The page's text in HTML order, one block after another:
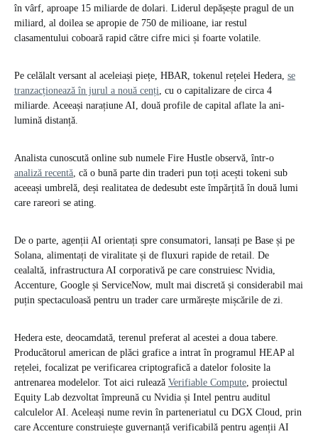
în vârf, aproape 15 miliarde de dolari. Liderul depășește pragul de un
miliard, al doilea se apropie de 750 de milioane, iar restul
clasamentului coboară rapid către cifre mici și foarte volatile.
Pe celălalt versant al aceleiași piețe, HBAR, tokenul rețelei Hedera, se
tranzacționează în jurul a nouă cenți, cu o capitalizare de circa 4
miliarde. Aceeași narațiune AI, două profile de capital aflate la ani-
lumină distanță.
Analista cunoscută online sub numele Fire Hustle observă, într-o
analiză recentă, că o bună parte din traderi pun toți acești tokeni sub
aceeași umbrelă, deși realitatea de dedesubt este împărțită în două lumi
care rareori se ating.
De o parte, agenții AI orientați spre consumatori, lansați pe Base și pe
Solana, alimentați de viralitate și de fluxuri rapide de retail. De
cealaltă, infrastructura AI corporativă pe care construiesc Nvidia,
Accenture, Google și ServiceNow, mult mai discretă și considerabil mai
puțin spectaculoasă pentru un trader care urmărește mișcările de zi.
Hedera este, deocamdată, terenul preferat al acestei a doua tabere.
Producătorul american de plăci grafice a intrat în programul HEAP al
rețelei, focalizat pe verificarea criptografică a datelor folosite la
antrenarea modelelor. Tot aici rulează Verifiable Compute, proiectul
Equity Lab dezvoltat împreună cu Nvidia și Intel pentru auditul
calculelor AI. Aceleași nume revin în parteneriatul cu DGX Cloud, prin
care Accenture construiește guvernanță verificabilă pentru agenții AI